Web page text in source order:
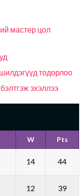
мастер цол
тодорлоо
эхэллээ
W Pts
14 44
12 39